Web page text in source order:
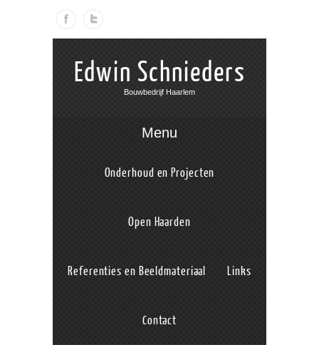
Edwin Schnieders
Bouwbedrijf Haarlem
Menu
Onderhoud en Projecten
Open Haarden
Referenties en Beeldmateriaal Links
Contact